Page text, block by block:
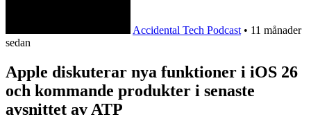
Accidental Tech Podcast • 11 månader
sedan
Apple diskuterar nya funktioner i iOS 26
och kommande produkter i senaste
avsnittet av ATP